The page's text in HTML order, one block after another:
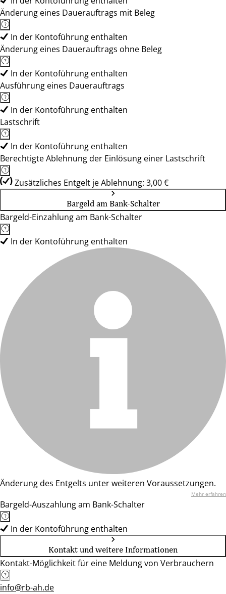
Änderung eines Dauerauftrags mit Beleg
In der Kontoführung enthalten
Änderung eines Dauerauftrags ohne Beleg
In der Kontoführung enthalten
Ausführung eines Dauerauftrags
In der Kontoführung enthalten
Lastschrift
In der Kontoführung enthalten
Berechtigte Ablehnung der Einlösung einer Lastschrift
Zusätzliches Entgelt je Ablehnung: 3,00 €
Bargeld am Bank-Schalter
Bargeld-Einzahlung am Bank-Schalter
In der Kontoführung enthalten
Änderung des Entgelts unter weiteren Voraussetzungen.
Mehr erfahren
Bargeld-Auszahlung am Bank-Schalter
In der Kontoführung enthalten
Kontakt und weitere Informationen
Kontakt-Möglichkeit für eine Meldung von Verbrauchern
info@rb-ah.de